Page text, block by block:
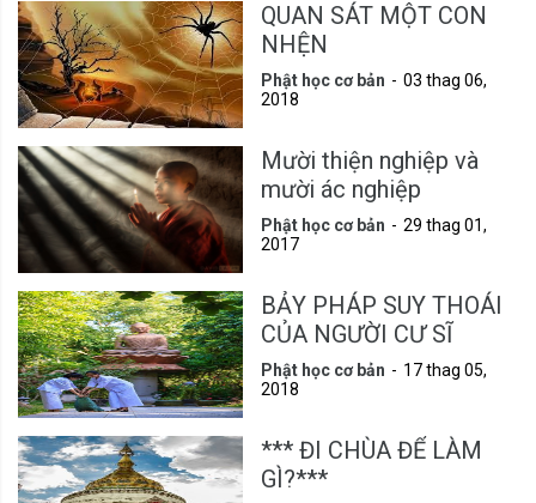
QUAN SÁT MỘT CON
NHỆN
Phật học cơ bản
03 thag 06,
2018
Mười thiện nghiệp và
mười ác nghiệp
Phật học cơ bản
29 thag 01,
2017
BẢY PHÁP SUY THOÁI
CỦA NGƯỜI CƯ SĨ
Phật học cơ bản
17 thag 05,
2018
*** ĐI CHÙA ĐỂ LÀM
GÌ?***